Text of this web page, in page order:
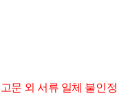
문 외 서류 일체 불인정